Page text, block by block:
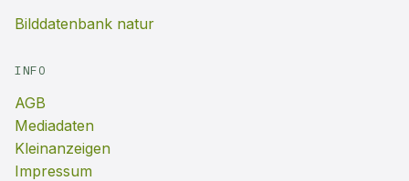
Bilddatenbank natur
INFO
AGB
Mediadaten
Kleinanzeigen
Impressum